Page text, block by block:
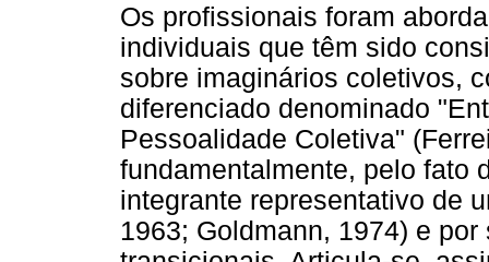
Os profissionais foram
individuais que têm sido
sobre imaginários coletivos,
diferenciado denominado
Pessoalidade Coletiva"
fundamentalmente, pelo fato
integrante representativo de
1963; Goldmann, 1974) e